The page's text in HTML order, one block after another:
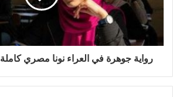
رواية جوهرة في العراء نونا مصري كاملة pdf تحميل 2026